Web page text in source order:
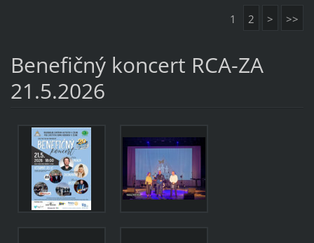
1 2 > >>
Benefičný koncert RCA-ZA
21.5.2026